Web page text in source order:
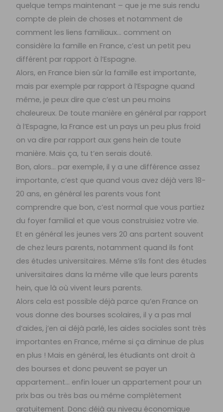
quelque temps maintenant – que je me suis rendu
compte de plein de choses et notamment de
comment les liens familiaux… comment on
considère la famille en France, c’est un petit peu
différent par rapport à l’Espagne.
Alors, en France bien sûr la famille est importante,
mais par exemple par rapport à l’Espagne quand
même, je peux dire que c’est un peu moins
chaleureux. De toute manière en général par rapport
à l’Espagne, la France est un pays un peu plus froid
on va dire par rapport aux gens hein de toute
manière. Mais ça, tu t’en serais douté.
Bon, alors… par exemple, il y a une différence assez
importante, c’est que quand vous avez déjà vers 18-
20 ans, en général les parents vous font
comprendre que bon, c’est normal que vous partiez
du foyer familial et que vous construisiez votre vie.
Et en général les jeunes vers 20 ans partent souvent
de chez leurs parents, notamment quand ils font
des études universitaires. Même s’ils font des études
universitaires dans la même ville que leurs parents
hein, que là où vivent leurs parents.
Alors cela est possible déjà parce qu’en France on
vous donne des bourses scolaires, il y a pas mal
d’aides, j’en ai déjà parlé, les aides sociales sont très
importantes en France, même si ça diminue de plus
en plus ! Mais en général, les étudiants ont droit à
des bourses et donc peuvent se payer un
appartement… enfin louer un appartement pour un
prix bas ou très bas ou même complètement
gratuitement. Donc déjà au niveau économique